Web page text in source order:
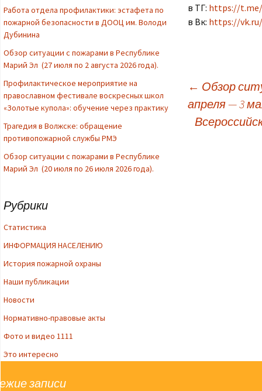
в ТГ: https://t.me/
в Вк: https://
Навигация по записям
← Обзор
апреля — 3
Работа отдела профилактики: эстафета по
пожарной безопасности в ДООЦ им. Володи
Дубинина
Обзор ситуации с пожарами в Республике
Марий Эл (27 июля по 2 августа 2026 года).
Профилактическое мероприятие на
православном фестивале воскресных школ
«Золотые купола»: обучение через практику
Трагедия в Волжске: обращение
противопожарной службы РМЭ
Обзор ситуации с пожарами в Республике
Марий Эл (20 июля по 26 июля 2026 года).
Рубрики
Cтатистика
ИНФОРМАЦИЯ НАСЕЛЕНИЮ
История пожарной охраны
Наши публикации
Новости
Нормативно-правовые акты
Фото и видео 1111
Это интересно
записи